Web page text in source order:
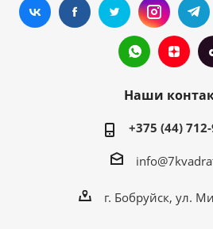
Наши
+375 (44)
г. Бобруйск, ул.